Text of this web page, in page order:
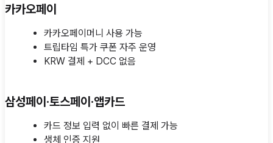
카카오페이
카카오페이머니 사용 가능
트립타임 특가 쿠폰 자주 운영
KRW 결제 + DCC 없음
삼성페이·토스페이·앱카드
카드 정보 입력 없이 빠른 결제 가능
생체 인증 지원